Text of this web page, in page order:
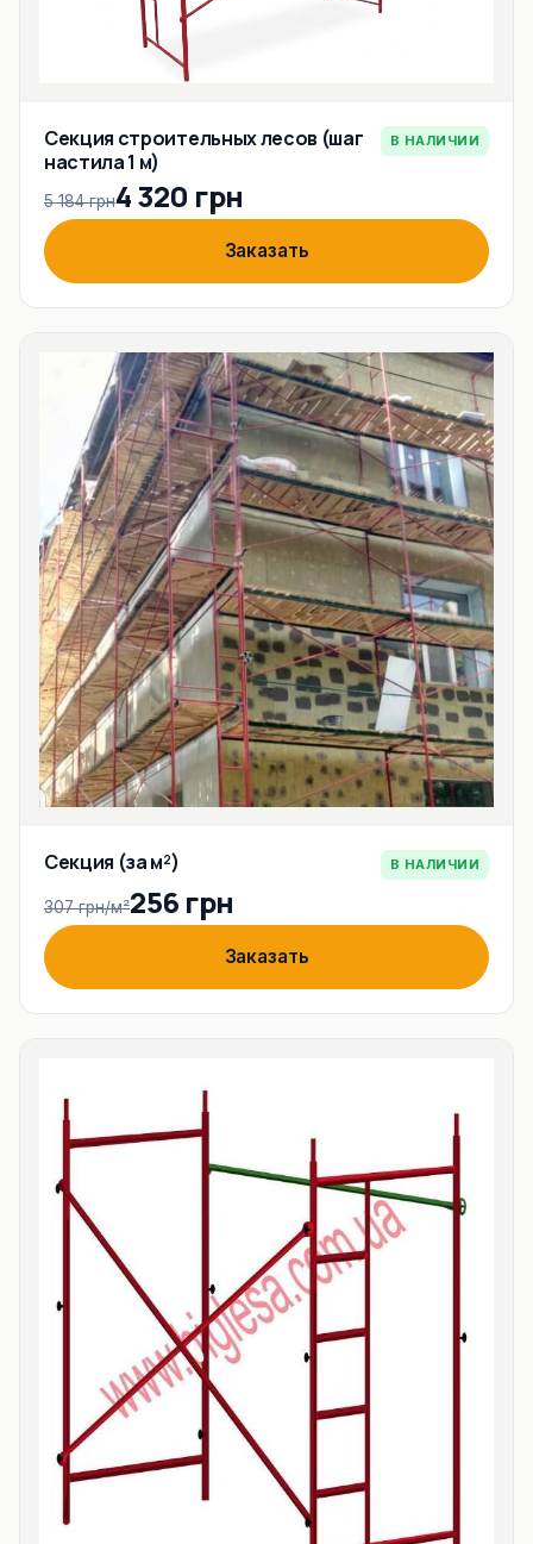
Секция строительных лесов (шаг
настила 1 м)
В НАЛИЧИИ
5 184 грн4 320 грн
Заказать
Секция (за м²) В НАЛИЧИИ
307 грн/м²256 грн
Заказать